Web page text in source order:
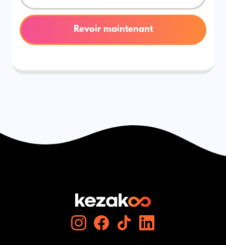
Revoir maintenant